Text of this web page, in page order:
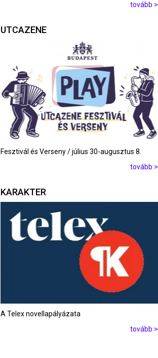
tovább >
UTCAZENE
Fesztivál és Verseny / július 30-augusztus 8.
tovább >
KARAKTER
A Telex novellapályázata
tovább >